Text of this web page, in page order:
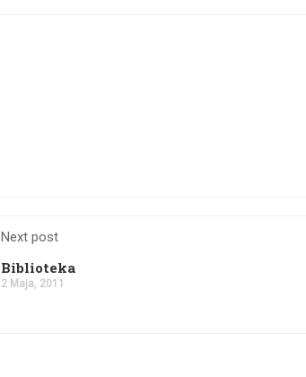
Next post
Biblioteka
2 Maja, 2011